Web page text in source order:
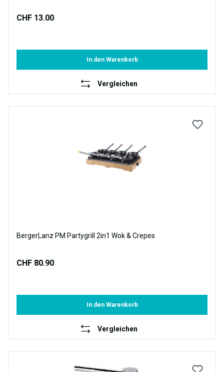
CHF 13.00
In den Warenkorb
Vergleichen
BergerLanz PM Partygrill 2in1 Wok & Crepes
CHF 80.90
In den Warenkorb
Vergleichen